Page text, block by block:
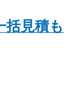
見積も